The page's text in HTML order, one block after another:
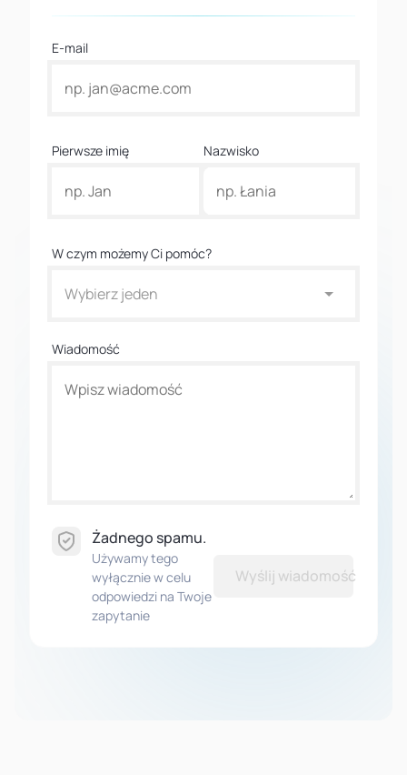
E-mail
Pierwsze imię Nazwisko
W czym możemy Ci pomóc?
Wybierz jeden
Wiadomość
Żadnego spamu.
Używamy tego
wyłącznie w celu
odpowiedzi na Twoje
zapytanie
Wyślij wiadomość